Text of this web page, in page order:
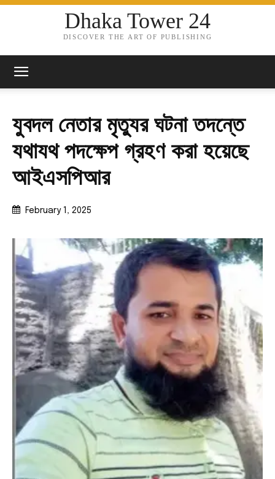
Dhaka Tower 24
DISCOVER THE ART OF PUBLISHING
যুবদল নেতার মৃত্যুর ঘটনা তদন্তে
যথাযথ পদক্ষেপ গ্রহণ করা হয়েছে
আইএসপিআর
February 1, 2025